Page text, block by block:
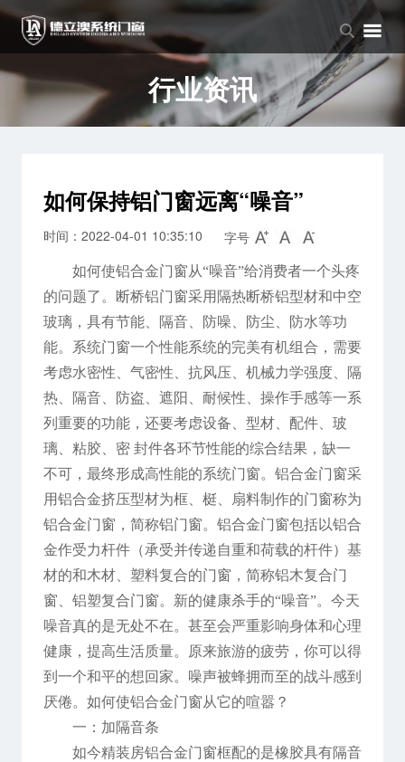
品牌中心
品牌介绍
企业文化
产品中心
窗系列
门系列
新闻中心
公司新闻
行业资讯
行业资讯
如何保持铝门窗远离“噪音”
时间：2022-04-01 10:35:10 字号
如何使铝合金门窗从“噪音”给消费者一个头疼
的问题了。断桥铝门窗采用隔热断桥铝型材和中空
玻璃，具有节能、隔音、防噪、防尘、防水等功
能。系统门窗一个性能系统的完美有机组合，需要
考虑水密性、气密性、抗风压、机械力学强度、隔
热、隔音、防盗、遮阳、耐候性、操作手感等一系
列重要的功能，还要考虑设备、型材、配件、玻
璃、粘胶、密 封件各环节性能的综合结果，缺一
不可，最终形成高性能的系统门窗。铝合金门窗采
用铝合金挤压型材为框、梃、扇料制作的门窗称为
铝合金门窗，简称铝门窗。铝合金门窗包括以铝合
金作受力杆件（承受并传递自重和荷载的杆件）基
材的和木材、塑料复合的门窗，简称铝木复合门
窗、铝塑复合门窗。新的健康杀手的“噪音”。今天
噪音真的是无处不在。甚至会严重影响身体和心理
健康，提高生活质量。原来旅游的疲劳，你可以得
到一个和平的想回家。噪声被蜂拥而至的战斗感到
厌倦。如何使铝合金门窗从它的喧嚣？
一：加隔音条
如今精装房铝合金门窗框配的是橡胶具有隔音